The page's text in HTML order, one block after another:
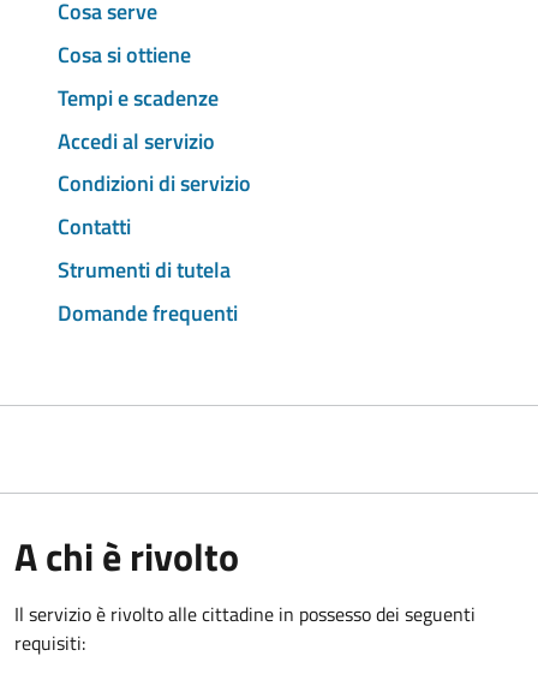
Cosa serve
Cosa si ottiene
Tempi e scadenze
Accedi al servizio
Condizioni di servizio
Contatti
Strumenti di tutela
Domande frequenti
A chi è rivolto
Il servizio è rivolto alle cittadine in possesso dei seguenti
requisiti: